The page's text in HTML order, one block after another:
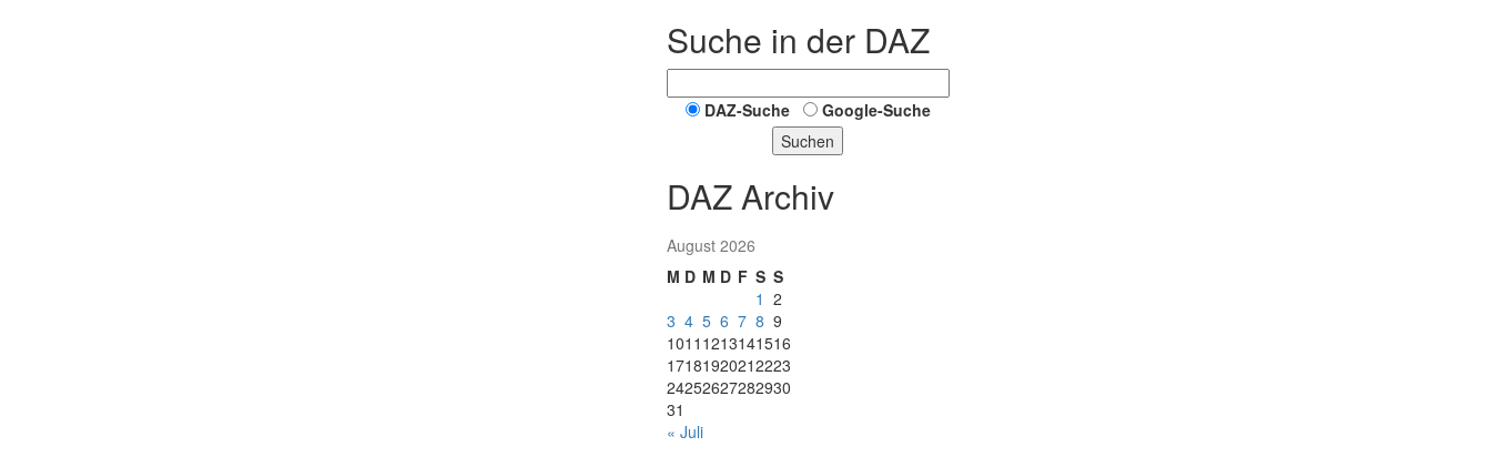
Suche in der DAZ
DAZ-Suche
Google-Suche
Suchen
DAZ Archiv
August 2026
M D M D F S S
1 2
3 4 5 6 7 8 9
1011 1213141516
17181920212223
24252627282930
31
« Juli